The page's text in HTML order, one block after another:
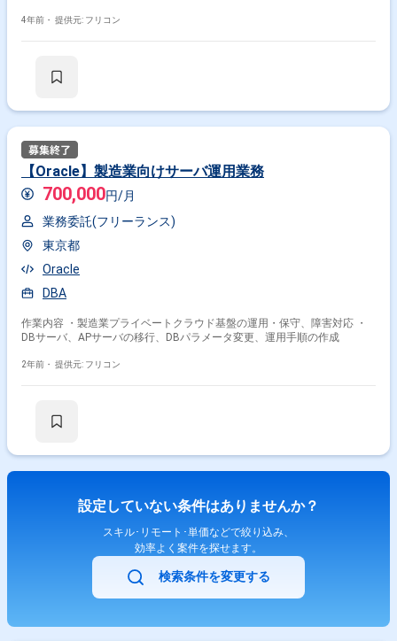
4年前・ 提供元: フリコン
【Oracle】製造業向けサーバ運用業務
700,000円/月
業務委託(フリーランス)
東京都
Oracle
DBA
作業内容 ・製造業プライベートクラウド基盤の運用・保守、障害対応 ・
DBサーバ、APサーバの移行、DBパラメータ変更、運用手順の作成
2年前・ 提供元: フリコン
設定していない条件はありませんか？
スキル･リモート･単価などで絞り込み、
効率よく案件を探せます。
検索条件を変更する